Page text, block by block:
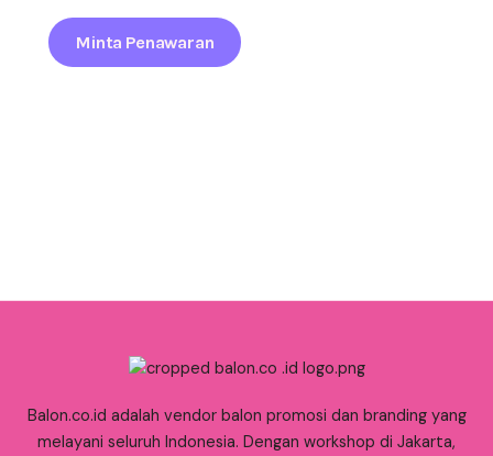
Minta Penawaran
Balon.co.id adalah vendor balon promosi dan branding yang
melayani seluruh Indonesia. Dengan workshop di Jakarta,